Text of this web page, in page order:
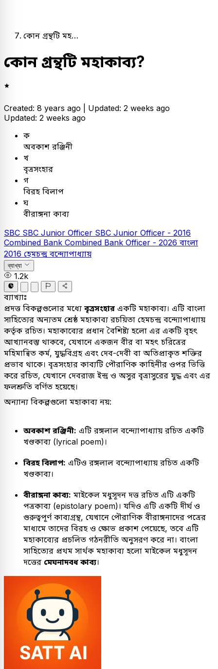
কোন গ্রন্থটি মহ…
কোন গ্রন্থটি মহাকাব্য?
Created: 8 years ago | Updated: 2 weeks ago
Updated: 2 weeks ago
ক
অবকাশ রঞ্জিনী
খ
বৃত্রসংহার
গ
বিরহ বিলাপ
ঘ
বীরাঙ্গনা কাব্য
SBC SBC Junior Officer SBC Junior Officer - 2016
Combined Bank Combined Bank Officer - 2026 বাংলা
2016 হেমচন্দ্র বন্দ্যোপাধ্যায়
ব্যাখ্যা
1.2k
ব্যাখ্যাঃ
প্রদত্ত বিকল্পগুলোর মধ্যে বৃত্রসংহার একটি মহাকাব্য। এটি বাংলা
সাহিত্যের অন্যতম শ্রেষ্ঠ মহাকাব্য রচয়িতা হেমচন্দ্র বন্দ্যোপাধ্যায়
কর্তৃক রচিত। মহাকাব্যের প্রধান বৈশিষ্ট্য হলো এর একটি বৃহৎ
আখ্যানবস্তু থাকবে, যেখানে একজন বীর বা মহৎ চরিত্রের
মহিমান্বিত কর্ম, যুদ্ধবিগ্রহ এবং দেব-দেবী বা অতিপ্রাকৃত শক্তির
প্রভাব থাকে। বৃত্রসংহার কাব্যটি পৌরাণিক কাহিনীর ওপর ভিত্তি
করে রচিত, যেখানে দেবরাজ ইন্দ্র ও অসুর বৃত্রাসুরের যুদ্ধ এবং এর
ফলশ্রুতি বর্ণিত হয়েছে।
অন্যান্য বিকল্পগুলো মহাকাব্য নয়:
অবকাশ রঞ্জিনী: এটি রঙ্গলাল বন্দ্যোপাধ্যায় রচিত একটি
খণ্ডকাব্য (lyrical poem)।
বিরহ বিলাপ: এটিও রঙ্গলাল বন্দ্যোপাধ্যায় রচিত একটি
খণ্ডকাব্য।
বীরাঙ্গনা কাব্য: মাইকেল মধুসূদন দত্ত রচিত এটি একটি
পত্রকাব্য (epistolary poem)। যদিও এটি একটি দীর্ঘ ও
গুরুত্বপূর্ণ কাব্যগ্রন্থ, যেখানে পৌরাণিক বীরাঙ্গনাদের পত্রের
মাধ্যমে তাদের বিরহ ও ক্ষোভ প্রকাশ পেয়েছে, তবে এটি
মহাকাব্যের প্রচলিত গঠনরীতি অনুসরণ করে না। বাংলা
সাহিত্যের প্রথম সার্থক মহাকাব্য হলো মাইকেল মধুসূদন
দত্তের মেঘনাদবধ কাব্য।